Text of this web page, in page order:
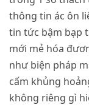
thông tin ác ôn
tin tức bậm bạp
mới mẻ hóa
như biện pháp
cấm khủng
không riêng gì